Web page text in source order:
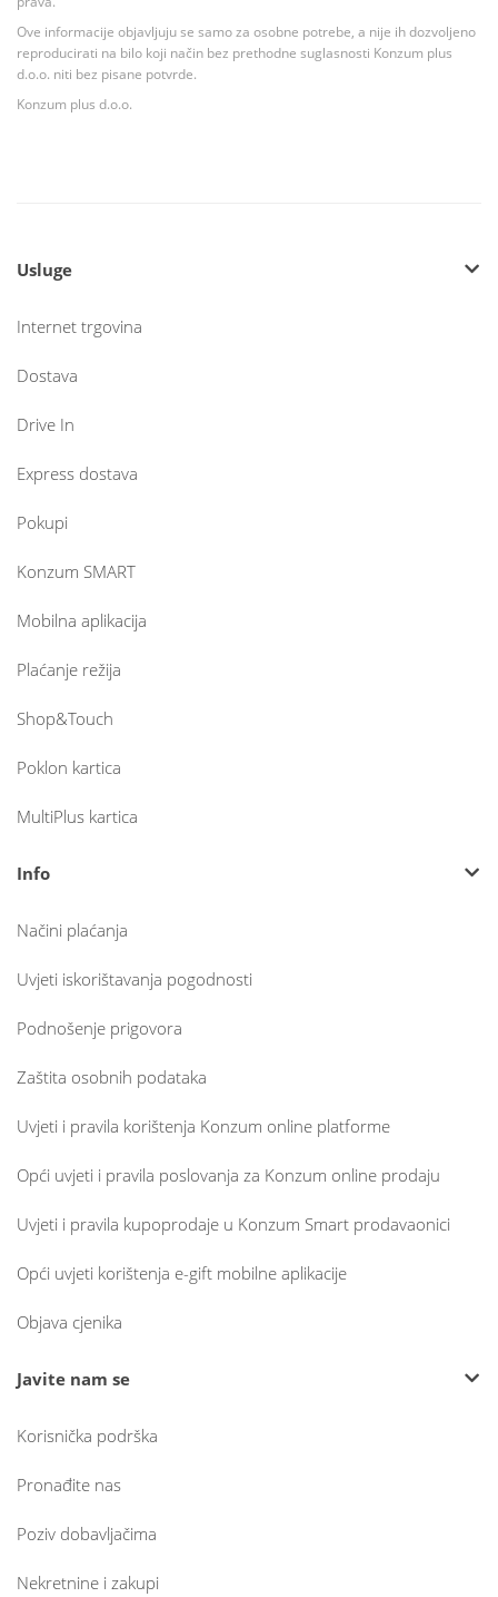
Ove informacije objavljuju se samo za osobne potrebe, a nije ih dozvoljeno
reproducirati na bilo koji način bez prethodne suglasnosti Konzum plus
d.o.o. niti bez pisane potvrde.
Konzum plus d.o.o.
Usluge
Internet trgovina
Dostava
Drive In
Express dostava
Pokupi
Konzum SMART
Mobilna aplikacija
Plaćanje režija
Shop&Touch
Poklon kartica
MultiPlus kartica
Info
Načini plaćanja
Uvjeti iskorištavanja pogodnosti
Podnošenje prigovora
Zaštita osobnih podataka
Uvjeti i pravila korištenja Konzum online platforme
Opći uvjeti i pravila poslovanja za Konzum online prodaju
Uvjeti i pravila kupoprodaje u Konzum Smart prodavaonici
Opći uvjeti korištenja e-gift mobilne aplikacije
Objava cjenika
Javite nam se
Korisnička podrška
Pronađite nas
Poziv dobavljačima
Nekretnine i zakupi